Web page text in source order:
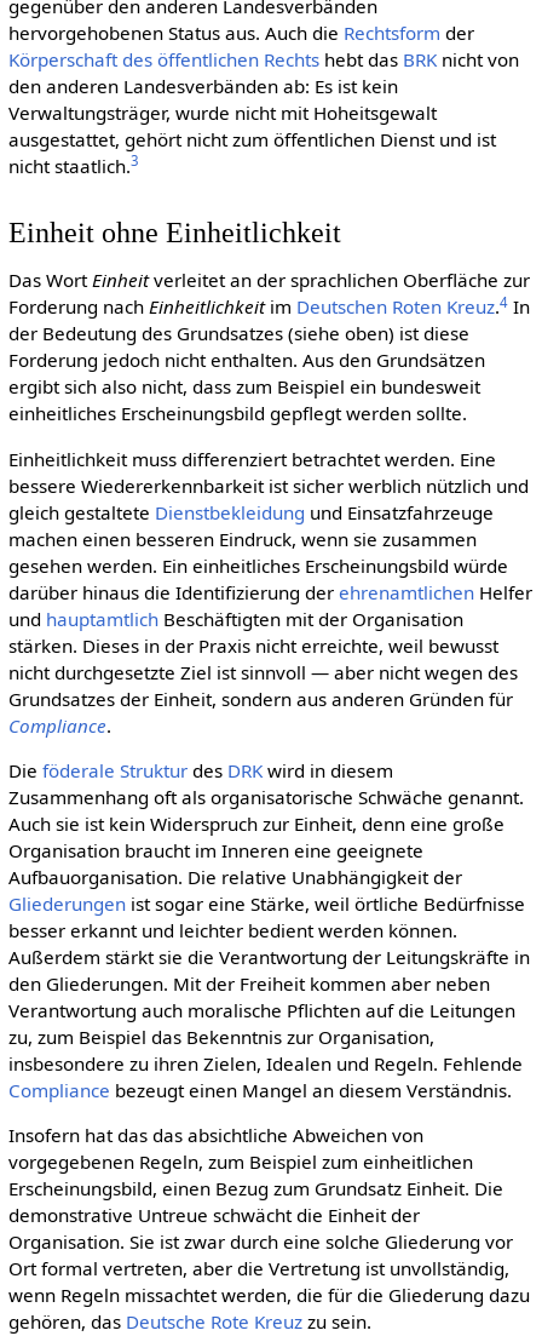
gegenüber den anderen Landesverbänden
hervorgehobenen Status aus. Auch die Rechtsform der
Körperschaft des öffentlichen Rechtshebt das BRKnicht von
den anderen Landesverbänden ab: Es ist kein
Verwaltungsträger, wurde nicht mit Hoheitsgewalt
ausgestattet, gehört nicht zum öffentlichen Dienst und ist
nicht staatlich.3
Einheit ohne Einheitlichkeit
Das WortEinheitverleitet an der sprachlichen Oberfläche zur
Forderung nach Einheitlichkeitim Deut­schen Roten Kreuz.4In
der Bedeutung des Grundsatzes (siehe oben) ist diese
Forderung jedoch nicht enthalten. Aus den Grundsätzen
ergibt sich also nicht, dass zum Beispiel ein bundesweit
einheitliches Erscheinungsbild gepflegt werden sollte.
Einheitlichkeit muss differenziert betrachtet werden. Eine
bessere Wiedererkennbarkeit ist sicher werblich nützlich und
gleich gestaltete Dienstbekleidung und Einsatzfahrzeuge
machen einen besseren Eindruck, wenn sie zusammen
gesehen werden. Ein einheitliches Erscheinungsbild würde
darüber hinaus die Identifizierung der ehren­amtlichenHelfer
und haupt­amt­lichBeschäftigten mit der Organisation
stärken. Dieses in der Praxis nicht erreichte, weil bewusst
nicht durchgesetzte Ziel ist sinnvoll — aber nicht wegen des
Grundsatzes der Einheit, sondern aus anderen Gründen für
Compliance.
Die föderale Strukturdes DRKwird in diesem
Zusammenhang oft als organisatorische Schwäche genannt.
Auch sie ist kein Widerspruch zur Einheit, denn eine große
Organisation braucht im Inneren eine geeignete
Aufbauorganisation. Die relative Unabhängigkeit der
Gliederungenist sogar eine Stärke, weil örtliche Bedürfnisse
besser erkannt und leichter bedient werden können.
Außerdem stärkt sie die Verantwortung der Leitungskräfte in
den Gliederungen. Mit der Freiheit kommen aber neben
Verantwortung auch moralische Pflichten auf die Leitungen
zu, zum Beispiel das Bekenntnis zur Organisation,
insbesondere zu ihren Zielen, Idealen und Regeln. Fehlende
Compliance bezeugt einen Mangel an diesem Verständnis.
Insofern hat das das absichtliche Abweichen von
vorgegebenen Regeln, zum Beispiel zum einheitlichen
Erscheinungsbild, einen Bezug zum Grundsatz Einheit. Die
demonstrative Untreue schwächt die Einheit der
Organisation. Sie ist zwar durch eine solche Gliederung vor
Ort formal vertreten, aber die Vertretung ist unvollständig,
wenn Regeln missachtet werden, die für die Gliederung dazu
gehören, das Deut­sche Rote Kreuzzu sein.